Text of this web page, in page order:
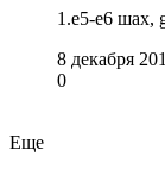
1.e5-e6 шах,
8 декабря
0
Еще